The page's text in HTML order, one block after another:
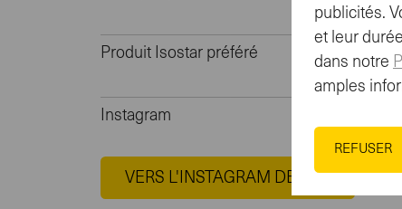
Produit Isostar préféré
Instagram
VERS L'INSTAGRAM DE LEA
publicités.
et leur
dans notre
amples
REFUSER